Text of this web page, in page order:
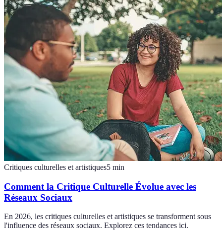
Critiques culturelles et artistiques5 min
Comment la Critique Culturelle Évolue avec les
Réseaux Sociaux
En 2026, les critiques culturelles et artistiques se transforment sous
l'influence des réseaux sociaux. Explorez ces tendances ici.